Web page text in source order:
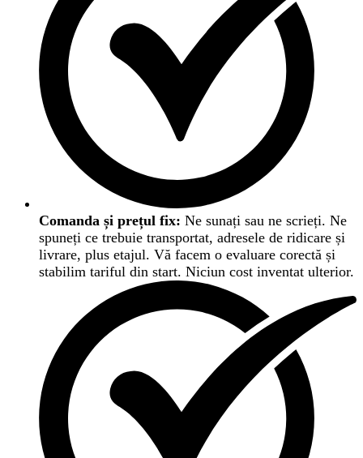
Comanda și prețul fix: Ne sunați sau ne scrieți. Ne
spuneți ce trebuie transportat, adresele de ridicare și
livrare, plus etajul. Vă facem o evaluare corectă și
stabilim tariful din start. Niciun cost inventat ulterior.